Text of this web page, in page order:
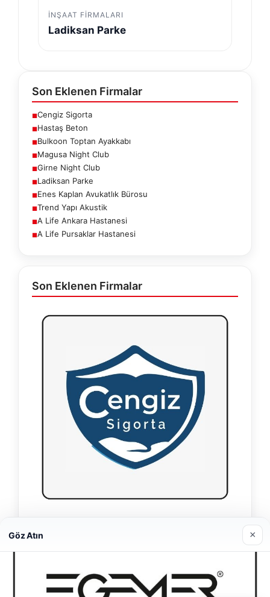
İNŞAAT FIRMALARI
Ladiksan Parke
Son Eklenen Firmalar
■Cengiz Sigorta
■Hastaş Beton
■Bulkoon Toptan Ayakkabı
■Magusa Night Club
■Girne Night Club
■Ladiksan Parke
■Enes Kaplan Avukatlık Bürosu
■Trend Yapı Akustik
■A Life Ankara Hastanesi
■A Life Pursaklar Hastanesi
Son Eklenen Firmalar
26/05/2026
Göz Atın ×